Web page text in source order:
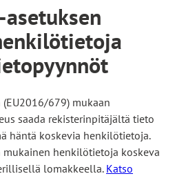
e
l
e
i
v
u
s
t
679) mukaan
saada rekisterinpitäjältä tieto
häntä koskevia henkilötietoja.
henkilötietoja koskeva
lomakkeella. Katso